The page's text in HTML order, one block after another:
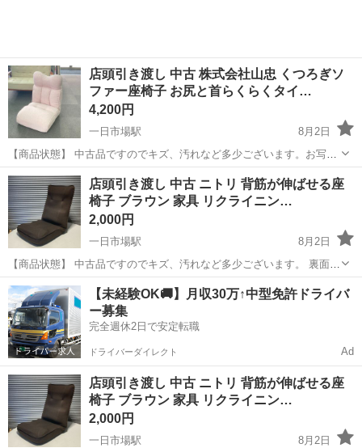
店頭引き渡し 中古 株式会社山忠 くつろぎソ
ファー座椅子 お尻と首らくらくタイ…
4,200円
一日市場駅
8月2日
【商品状態】 中古品ですのでキズ、汚れなど多少ございます。お写真
にてご確認下さい。 【サイズ】 幅610mm × 奥行730mm × 高さ150～
780mm 座面230mm 現在店頭でも販売中です。 販...
長野 安曇野市 一日市場駅 店頭
店頭引き渡し 中古 ニトリ 背筋が伸ばせる座
椅子 ブラウン 家具 リクライニン…
2,000円
一日市場駅
8月2日
【商品状態】 中古品ですのでキズ、汚れなど多少ございます。 裏面に
穴等のダメージがございます。 品質タグが薄れて読みづらくなってお
ります。お写真にてご確認下さい。 【実寸約】 幅465mm × 奥行
610mm ...
長野 安曇野市 一日市場駅 椅子 店頭
【未経験OK🚚】月収30万↑中型免許ドライバ
ー募集
完全週休2日で安定転職
ドライバーダイレクト Ad
店頭引き渡し 中古 ニトリ 背筋が伸ばせる座
椅子 ブラウン 家具 リクライニン…
2,000円
一日市場駅
8月2日